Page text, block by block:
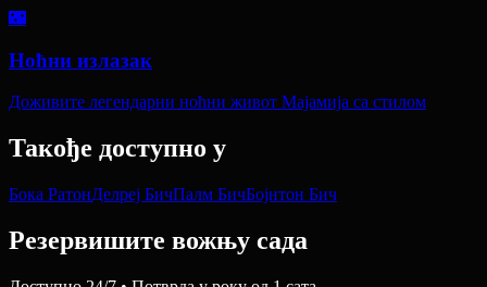
🌃
Ноћни излазак
Доживите легендарни ноћни живот Мајамија са стилом
Такође доступно у
Бока РатонДелреј БичПалм БичБојнтон Бич
Резервишите вожњу сада